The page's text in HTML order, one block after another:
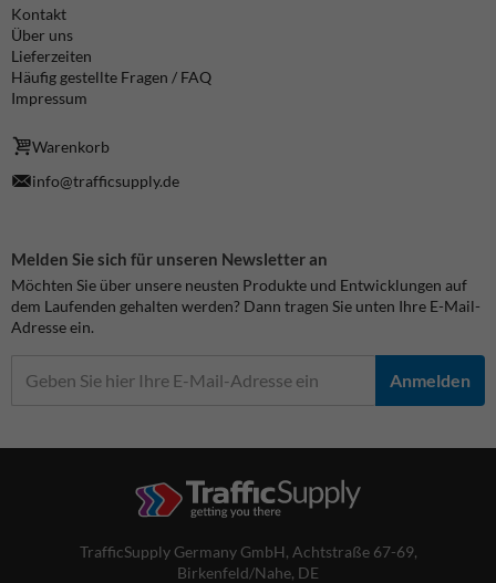
Kontakt
Über uns
Lieferzeiten
Häufig gestellte Fragen / FAQ
Impressum
Warenkorb
info@trafficsupply.de
Melden Sie sich für unseren Newsletter an
Möchten Sie über unsere neusten Produkte und Entwicklungen auf
dem Laufenden gehalten werden? Dann tragen Sie unten Ihre E-Mail-
Adresse ein.
Anmelden
TrafficSupply Germany GmbH, Achtstraße 67-69,
Birkenfeld/Nahe, DE